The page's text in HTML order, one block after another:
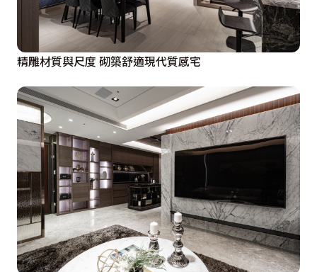
精雕材質與尺度 砌築舒適現代質感宅